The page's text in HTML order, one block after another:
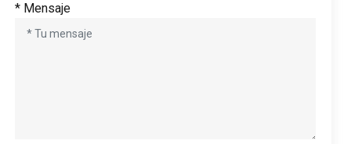
* Mensaje